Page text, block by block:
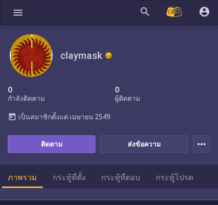
menu search account_circle
claymask
0
กำลังติดตาม
0
ผู้ติดตาม
ส่งข้อความ
ติดตาม
today เป็นสมาชิกตั้งแต่ เมษายน 2549
more_horiz
ภาพรวม กระทู้ที่ตั้ง กระทู้ที่ตอบ กระทู้โปรด